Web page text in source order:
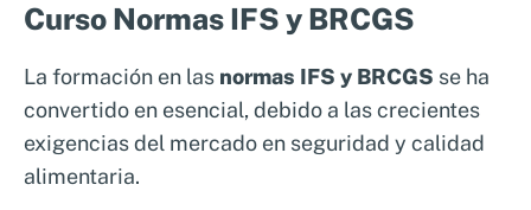
Curso Normas IFS y BRCGS
La formación en las normas IFS y BRCGS se ha
convertido en esencial, debido a las crecientes
exigencias del mercado en seguridad y calidad
alimentaria.